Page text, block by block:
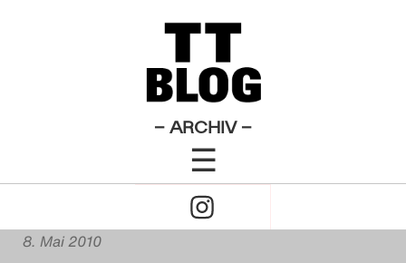
– ARCHIV –
☰
Click
to
2009
Das Theatertreffen-Blog
2010
Das Theatertreffen-Blog
2011
Theatertreffen-Blog 2010
Liebe in Zeiten des
Prekariats. Ein Reality
Alexandra Müller
8. Mai 2010